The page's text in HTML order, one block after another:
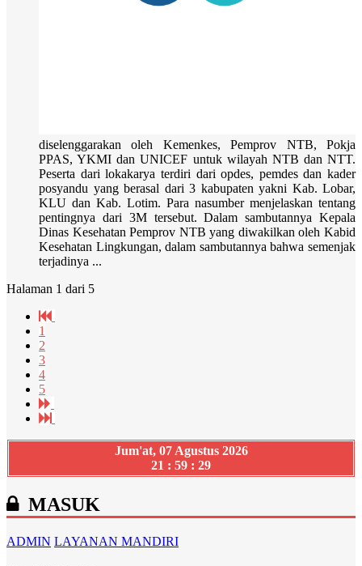
diselenggarakan oleh Kemenkes, Pemprov NTB, Pokja
PPAS, YKMI dan UNICEF untuk wilayah NTB dan NTT.
Peserta dari lokakarya terdiri dari opdes, pemdes dan kader
posyandu yang berasal dari 3 kabupaten yakni Kab. Lobar,
KLU dan Kab. Lotim. Para nasumber menjelaskan tentang
pentingnya dari 3M tersebut. Dalam sambutannya Kepala
Dinas Kesehatan Pemprov NTB yang diwakilkan oleh Kabid
Kesehatan Lingkungan, dalam sambutannya bahwa semenjak
terjadinya ...
Halaman 1 dari 5
1
2
3
4
5
Jum'at, 07 Agustus 2026
21 : 59 : 30
MASUK
ADMIN LAYANAN MANDIRI